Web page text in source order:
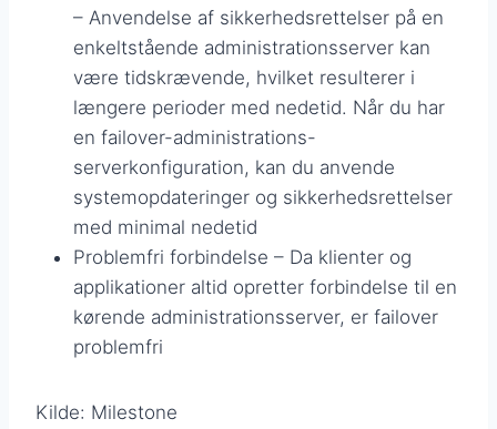
– Anvendelse af sikkerhedsrettelser på en
enkeltstående administrationsserver kan
være tidskrævende, hvilket resulterer i
længere perioder med nedetid. Når du har
en failover-administrations-
serverkonfiguration, kan du anvende
systemopdateringer og sikkerhedsrettelser
med minimal nedetid
Problemfri forbindelse – Da klienter og
applikationer altid opretter forbindelse til en
kørende administrationsserver, er failover
problemfri
Kilde: Milestone